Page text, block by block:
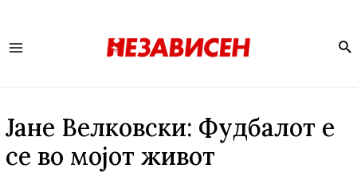
Јане Велковски: Фудбалот е
се во мојот живот